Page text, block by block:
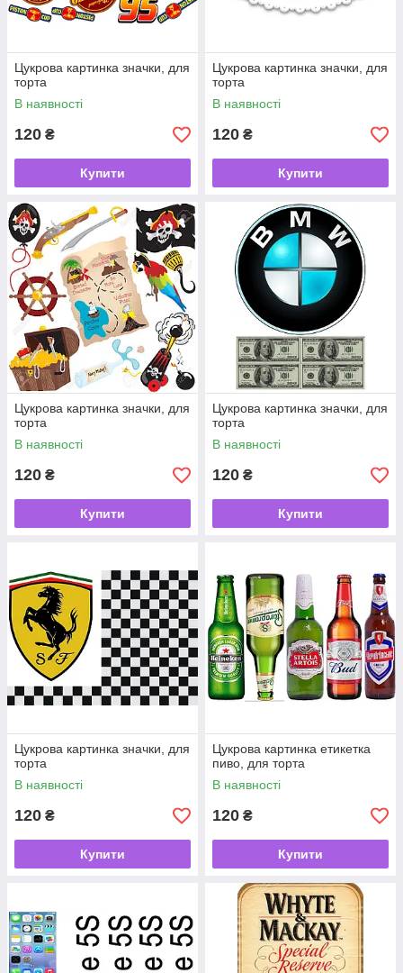
Цукрова картинка значки, для
торта
В наявності
120 ₴
Купити
Цукрова картинка значки, для
торта
В наявності
120 ₴
Купити
Цукрова картинка значки, для
торта
В наявності
120 ₴
Купити
Цукрова картинка значки, для
торта
В наявності
120 ₴
Купити
Цукрова картинка значки, для
торта
В наявності
120 ₴
Купити
Цукрова картинка етикетка
пиво, для торта
В наявності
120 ₴
Купити